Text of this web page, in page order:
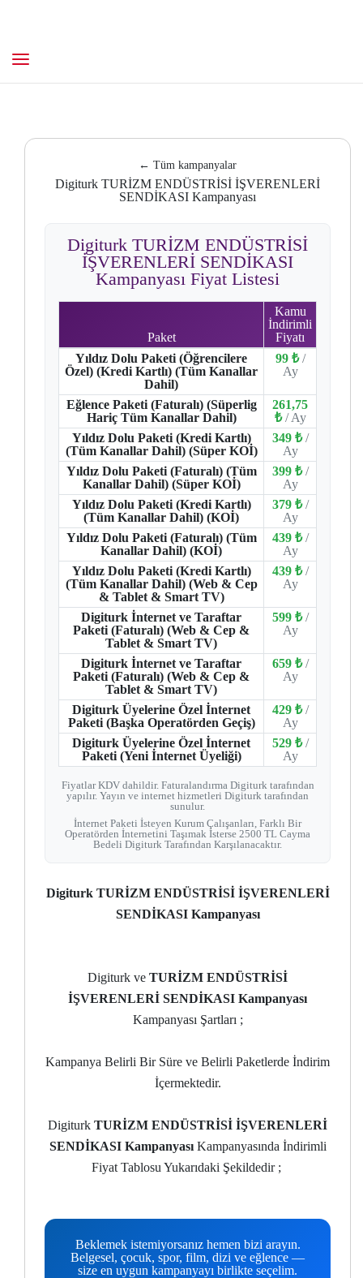
← Tüm kampanyalar
Digiturk TURİZM ENDÜSTRİSİ İŞVERENLERİ
SENDİKASI Kampanyası
Digiturk TURİZM ENDÜSTRİSİ
İŞVERENLERİ SENDİKASI
Kampanyası Fiyat Listesi
Paket
Kamu
İndirimli
Fiyatı
Yıldız Dolu Paketi (Öğrencilere
Özel) (Kredi Kartlı) (Tüm Kanallar
Dahil)
99 ₺ /
Ay
Eğlence Paketi (Faturalı) (Süperlig
Hariç Tüm Kanallar Dahil)
261,75
₺ / Ay
Yıldız Dolu Paketi (Kredi Kartlı)
(Tüm Kanallar Dahil) (Süper KOİ)
349 ₺ /
Ay
Yıldız Dolu Paketi (Faturalı) (Tüm
Kanallar Dahil) (Süper KOİ)
399 ₺ /
Ay
Yıldız Dolu Paketi (Kredi Kartlı)
(Tüm Kanallar Dahil) (KOİ)
379 ₺ /
Ay
Yıldız Dolu Paketi (Faturalı) (Tüm
Kanallar Dahil) (KOİ)
439 ₺ /
Ay
Yıldız Dolu Paketi (Kredi Kartlı)
(Tüm Kanallar Dahil) (Web & Cep
& Tablet & Smart TV)
439 ₺ /
Ay
Digiturk İnternet ve Taraftar
Paketi (Faturalı) (Web & Cep &
Tablet & Smart TV)
599 ₺ /
Ay
Digiturk İnternet ve Taraftar
Paketi (Faturalı) (Web & Cep &
Tablet & Smart TV)
659 ₺ /
Ay
Digiturk Üyelerine Özel İnternet
Paketi (Başka Operatörden Geçiş)
429 ₺ /
Ay
Digiturk Üyelerine Özel İnternet
Paketi (Yeni İnternet Üyeliği)
529 ₺ /
Ay
Fiyatlar KDV dahildir. Faturalandırma Digiturk tarafından
yapılır. Yayın ve internet hizmetleri Digiturk tarafından
sunulur.
İnternet Paketi İsteyen Kurum Çalışanları, Farklı Bir
Operatörden İnternetini Taşımak İsterse 2500 TL Cayma
Bedeli Digiturk Tarafından Karşılanacaktır.
Digiturk TURİZM ENDÜSTRİSİ İŞVERENLERİ
SENDİKASI Kampanyası
Digiturk ve TURİZM ENDÜSTRİSİ
İŞVERENLERİ SENDİKASI Kampanyası
Kampanyası Şartları ;
Kampanya Belirli Bir Süre ve Belirli Paketlerde İndirim
İçermektedir.
Digiturk TURİZM ENDÜSTRİSİ İŞVERENLERİ
SENDİKASI KampanyasıKampanyasında İndirimli
Fiyat Tablosu Yukarıdaki Şekildedir ;
Beklemek istemiyorsanız hemen bizi arayın.
Belgesel, çocuk, spor, film, dizi ve eğlence —
size en uygun kampanyayı birlikte seçelim.